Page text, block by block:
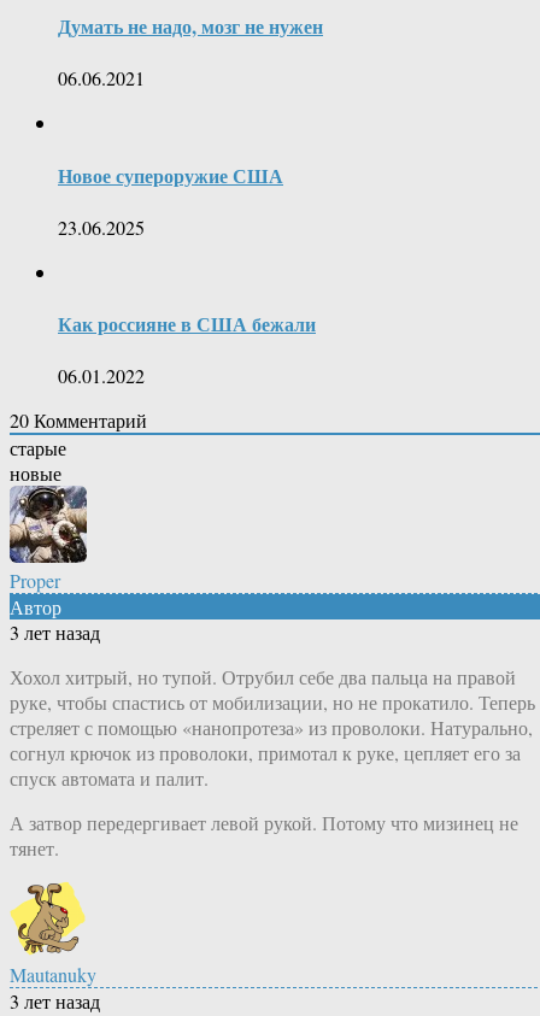
Думать не надо, мозг не нужен
06.06.2021
Новое супероружие США
23.06.2025
Как россияне в США бежали
06.01.2022
20Комментарий
старые
новые
Proper
Автор
3 лет назад
Хохол хитрый, но тупой. Отрубил себе два пальца на правой
руке, чтобы спастись от мобилизации, но не прокатило. Теперь
стреляет с помощью «нанопротеза» из проволоки. Натурально,
согнул крючок из проволоки, примотал к руке, цепляет его за
спуск автомата и палит.
А затвор передергивает левой рукой. Потому что мизинец не
тянет.
Mautanuky
3 лет назад